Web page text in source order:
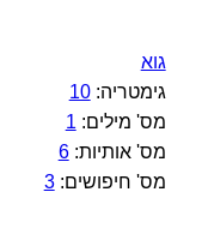
גוא
גימטריה:10
מס' מילים: 1
מס' אותיות:6
מס' חיפושים:3